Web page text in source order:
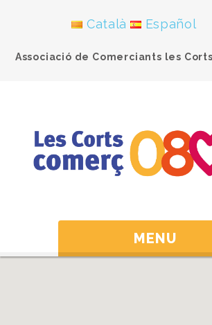
Català Español
Associació de Comerciants les
MENU